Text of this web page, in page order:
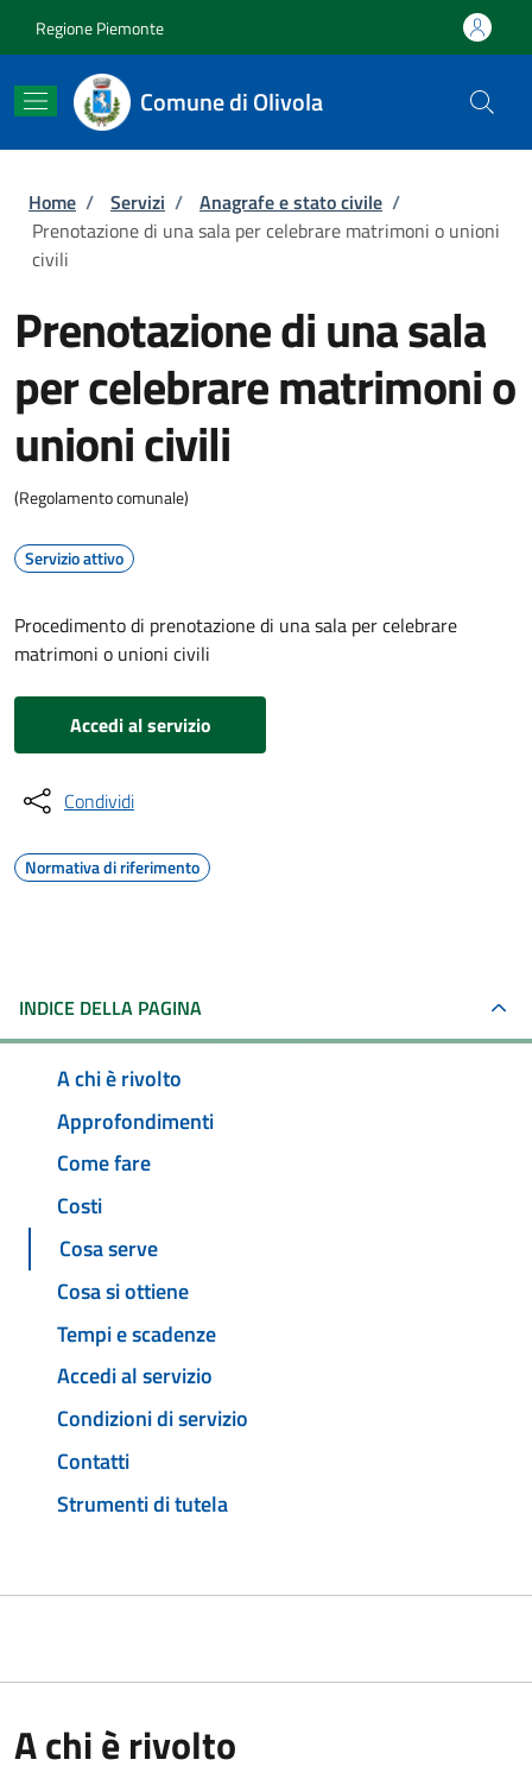
Regione Piemonte
Comune di Olivola
Briciole di pane
Home / Servizi / Anagrafe e stato civile /
Prenotazione di una sala per celebrare matrimoni o unioni
civili
Prenotazione di una sala
per celebrare matrimoni o
unioni civili
(Regolamento comunale)
Servizio attivo
Procedimento di prenotazione di una sala per celebrare
matrimoni o unioni civili
Accedi al servizio
Condividi
Normativa di riferimento
INDICE DELLA PAGINA
A chi è rivolto
Approfondimenti
Come fare
Costi
Cosa serve
Cosa si ottiene
Tempi e scadenze
Accedi al servizio
Condizioni di servizio
Contatti
Strumenti di tutela
A chi è rivolto